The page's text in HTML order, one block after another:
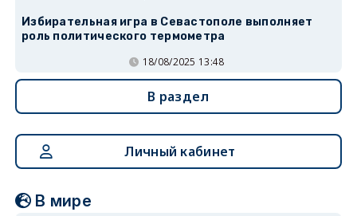
Избирательная игра в Севастополе выполняет
роль политического термометра
18/08/2025 13:48
В раздел
Личный кабинет
В мире